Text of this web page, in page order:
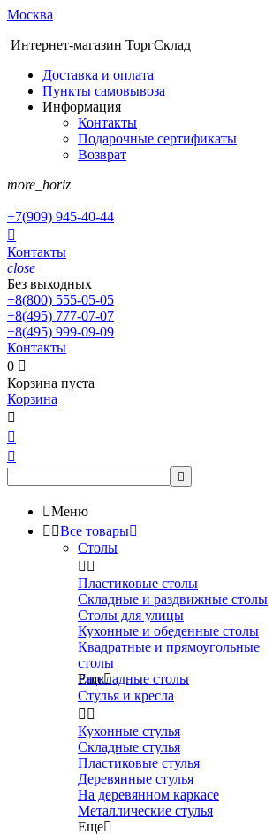
Москва
Интернет-магазин ТоргСклад
Доставка и оплата
Пункты самовывоза
Информация
Контакты
Подарочные сертификаты
Возврат
more_horiz
+7(909) 945-40-44

Контакты
close
Без выходных
+8(800) 555-05-05
+8(495) 777-07-07
+8(495) 999-09-09
Контакты
0 
Корзина пуста
Корзина




Меню
 Все товары
Столы
 
Пластиковые столы
Складные и раздвижные столы
Столы для улицы
Кухонные и обеденные столы
Квадратные и прямоугольные
столы
Раскладные столы
Еще
Стулья и кресла
 
Кухонные стулья
Складные стулья
Пластиковые стулья
Деревянные стулья
На деревянном каркасе
Металлические стулья
Еще